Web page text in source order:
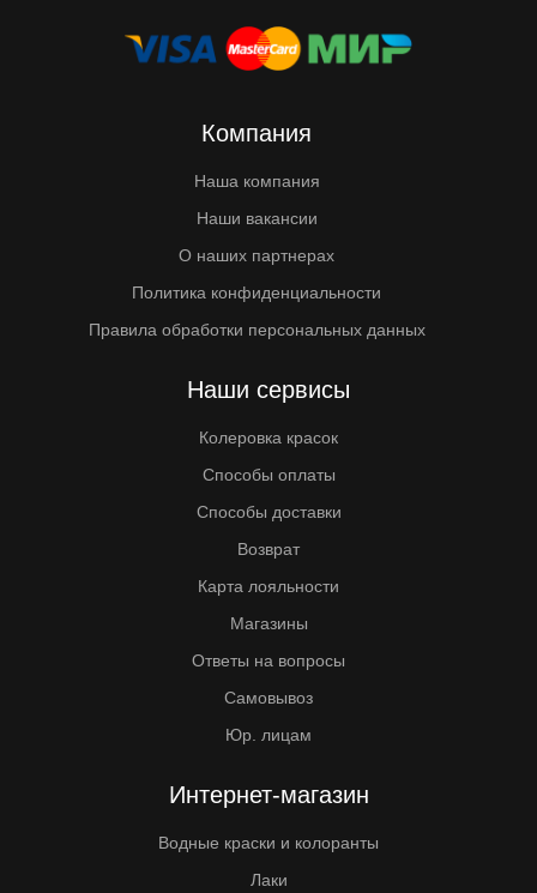
Компания
Наша компания
Наши вакансии
О наших партнерах
Политика конфиденциальности
Правила обработки персональных данных
Наши сервисы
Колеровка красок
Способы оплаты
Способы доставки
Возврат
Карта лояльности
Магазины
Ответы на вопросы
Самовывоз
Юр. лицам
Интернет-магазин
Водные краски и колоранты
Лаки